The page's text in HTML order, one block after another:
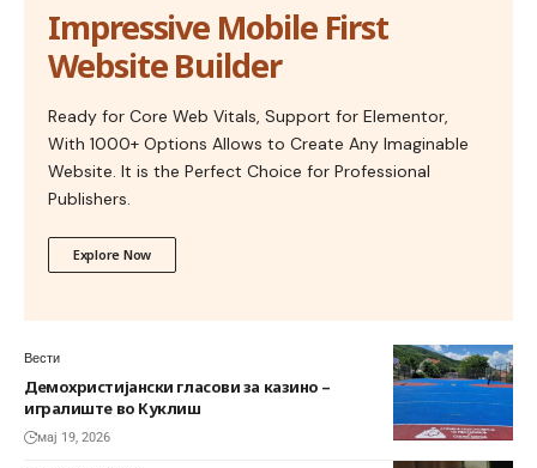
Impressive Mobile First
Website Builder
Ready for Core Web Vitals, Support for Elementor,
With 1000+ Options Allows to Create Any Imaginable
Website. It is the Perfect Choice for Professional
Publishers.
Explore Now
Вести
Демохристијански гласови за казино –
игралиште во Куклиш
мај 19, 2026